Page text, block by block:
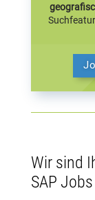
Wir sind
SAP Jobs